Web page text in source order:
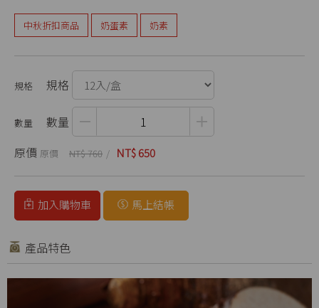
中秋折扣商品 奶蛋素 奶素
規格
數量
原價
NT$ 760 NT$ 650
加入購物車 馬上結帳
產品特色